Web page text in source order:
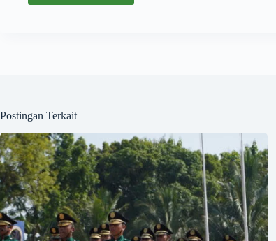
Postingan Terkait